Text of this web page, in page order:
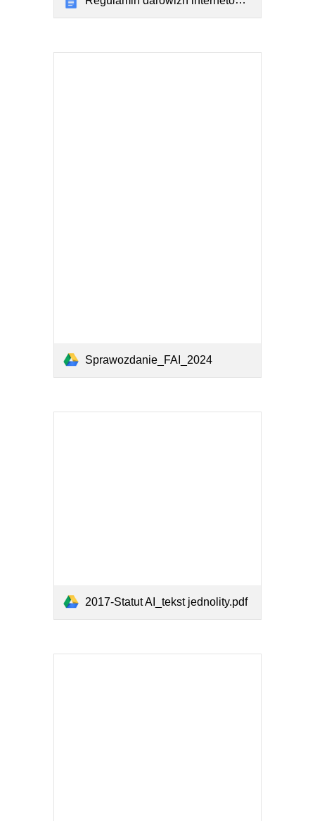
Sprawozdanie_FAI_2024
2017-Statut AI_tekst jednolity.pdf